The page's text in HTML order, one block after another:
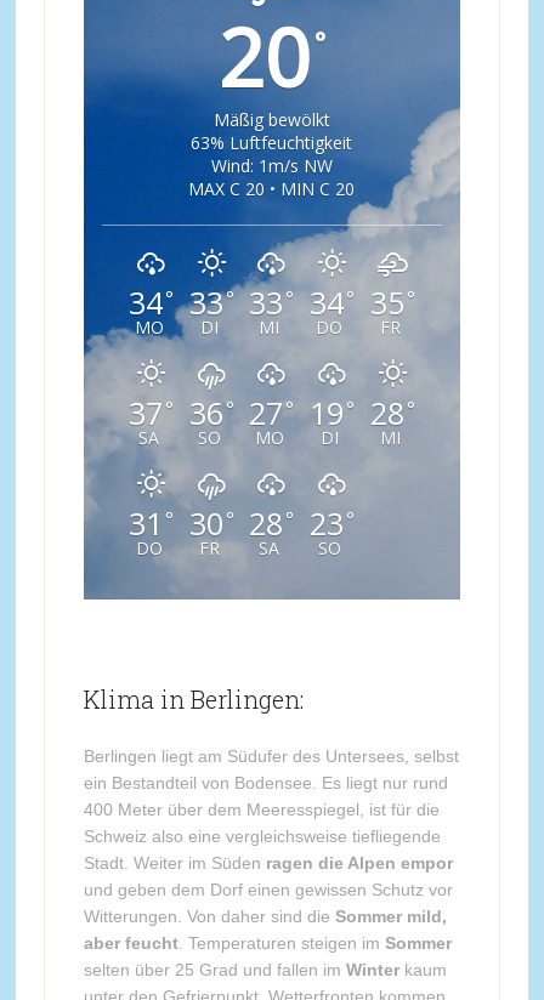
20°
Mäßig bewölkt
63% Luftfeuchtigkeit
Wind: 1m/s NW
MAX C 20 • MIN C 20
34°
MO
33°
DI
33°
MI
34°
DO
35 °
FR
37 °
SA
36°
SO
27°
MO
19 °
DI
28 °
MI
31 °
DO
30 °
FR
28 °
SA
23 °
SO
Klima in Berlingen:
Berlingen liegt am Südufer des Untersees, selbst
ein Bestandteil von Bodensee. Es liegt nur rund
400 Meter über dem Meeresspiegel, ist für die
Schweiz also eine vergleichsweise tiefliegende
Stadt. Weiter im Süden ragen die Alpen empor
und geben dem Dorf einen gewissen Schutz vor
Witterungen. Von daher sind die Sommer mild,
aber feucht. Temperaturen steigen im Sommer
selten über 25 Grad und fallen im Winterkaum